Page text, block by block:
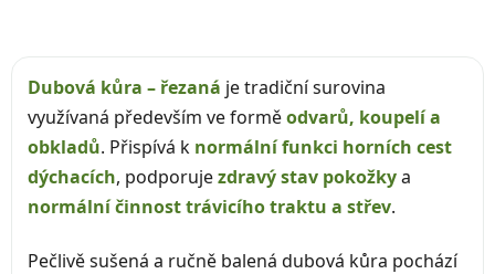
Dubová kůra – řezaná je tradiční surovina
využívaná především ve forměodvarů, koupelí a
obkladů. Přispívá k normální funkci horních cest
dýchacích, podporujezdravý stav pokožkya
normální činnost trávicího traktu a střev.
Pečlivě sušená a ručně balená dubová kůra pochází